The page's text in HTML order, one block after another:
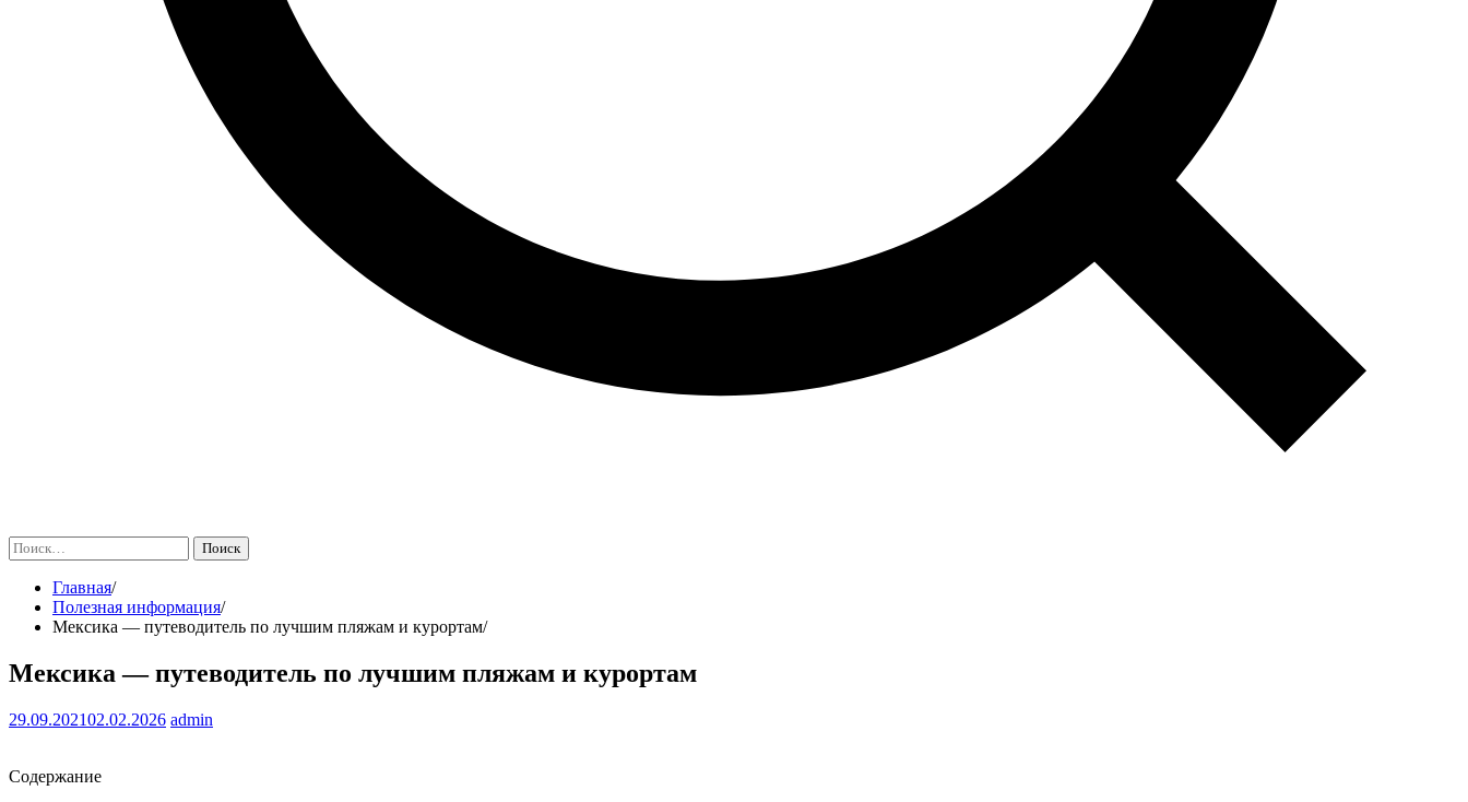
Найти:
Главная
Полезная информация
Мексика — путеводитель по лучшим пляжам и курортам
Мексика — путеводитель по лучшим пляжам и курортам
29.09.202102.02.2026 admin
Содержание